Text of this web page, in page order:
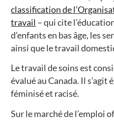
classification de
travail – qui cite
d’enfants en bas âge, les
ainsi que le travail
Le travail de soins est
évalué au Canada. Il s’agit
féminisé et racisé.
Sur le marché de l’emploi